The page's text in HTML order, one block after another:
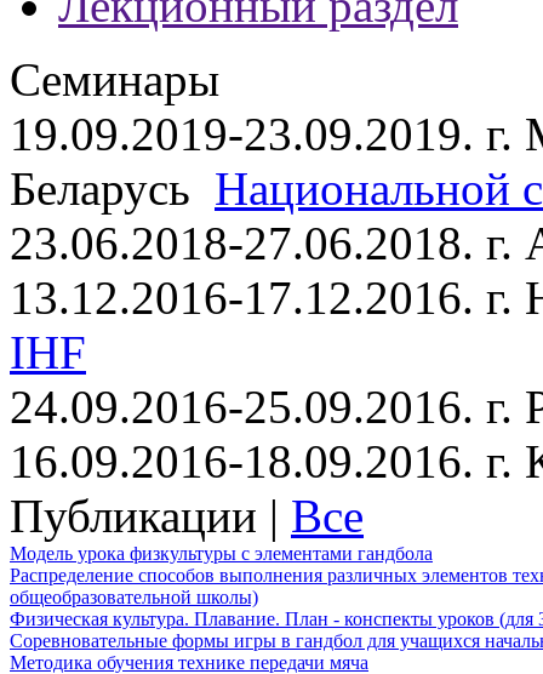
Семинары
19.09.2019-23.09.2019. г.
Беларусь Национальной
23.06.2018-27.06.2018.
13.12.2016-17.12.2016.
IHF
24.09.2016-25.09.2016. г.
16.09.2016-18.09.2016.
Публикации | Все
Модель урока физкультуры с элементами гандбола
Распределение способов выполнения различных элементов
общеобразовательной школы)
Физическая культура. Плавание. План - конспекты уроков (для
Соревновательные формы игры в гандбол для учащихся
Методика обучения технике передачи мяча